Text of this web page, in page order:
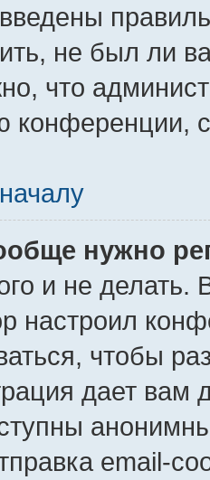
не был ли
что
конференции,
нужно
и не делать.
настроил
чтобы
дает вам
email-